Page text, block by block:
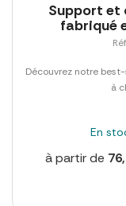
Support et
fabriqué
Découvrez notre
à
En
à partir de